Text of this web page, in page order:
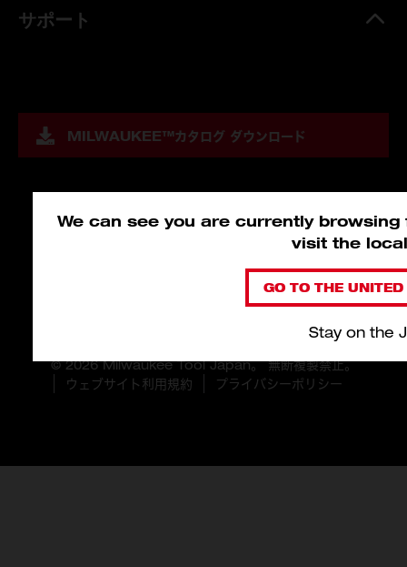
We can see you are currently
visit the
GO TO THE
Stay on the
サポート
MILWAUKEE™カタログ ダウンロード
© 2026 Milwaukee Tool Japan。 無断複製禁止。
ウェブサイト利用規約
プライバシーポリシー